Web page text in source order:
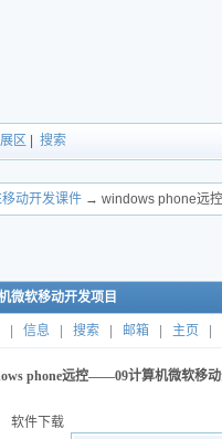
展区 搜索
动开发课件 → windows phone远
软移动开发项目
信息 搜索 邮箱 主页
phone远控——09计算机微软移
软件下载